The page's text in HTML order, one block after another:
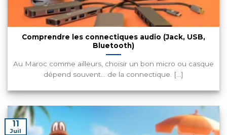
Comprendre les connectiques audio (Jack, USB,
Bluetooth)
Au Maroc comme ailleurs, choisir un bon micro ou casque
dépend souvent… de la connectique. [...]
11
Juil